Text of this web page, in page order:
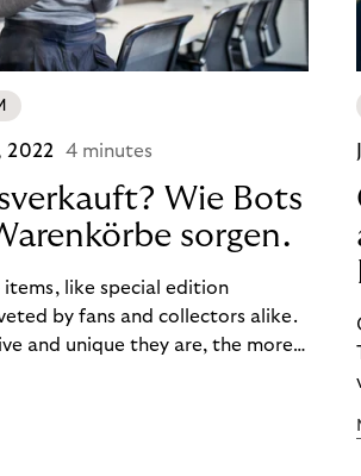
2022 4 minutes
Wie Bots
sorgen.
items, like special edition
by fans and collectors alike.
and unique they are, the more
scarcity, also known as a